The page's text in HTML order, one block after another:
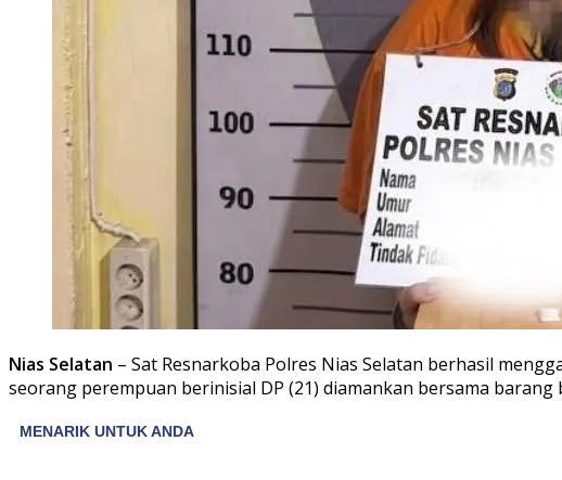
Nias Selatan – Sat Resnarkoba Polres Nias Selatan berhasil
seorang perempuan berinisial DP (21) diamankan bersama